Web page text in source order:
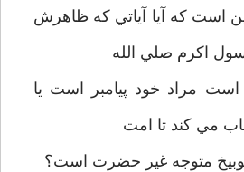
است كه آيا آياتي كه ظاهرش
اكرم صلي الله
است مراد خود پيامبر است يا
مي كند تا امت
توبيخ متوجه غير حضرت است؟